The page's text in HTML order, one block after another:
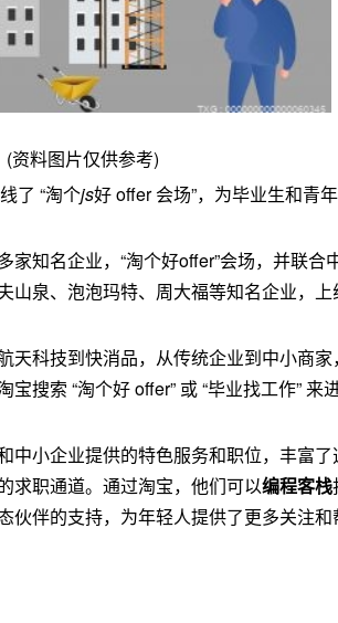
(资料图片仅供参考)
了 “淘个js好 offer 会场”，为毕业生和青
家知名企业，“淘个好offer”会场，并联合
山泉、泡泡玛特、周大福等知名企业，
天科技到快消品，从传统企业到中小商
搜索 “淘个好 offer” 或 “毕业找工作” 来
中小企业提供的特色服务和职位，丰富
求职通道。通过淘宝，他们可以编程客栈
伙伴的支持，为年轻人提供了更多关注